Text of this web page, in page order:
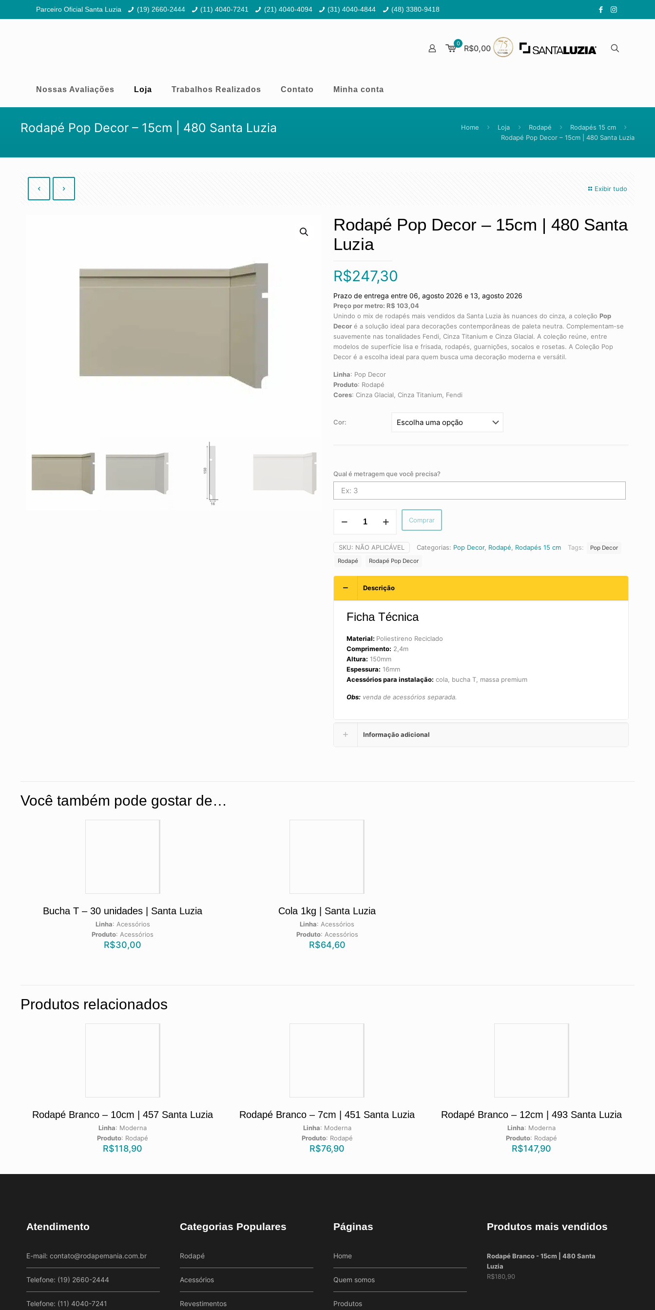
Parceiro Oficial Santa Luzia (19) 2660-2444 (11) 4040-7241 (21) 4040-4094 (31) 4040-4844 (48) 3380-9418
0 R$0,00
Nossas Avaliações Loja Trabalhos Realizados Contato Minha conta
Rodapé Pop Decor – 15cm | 480 Santa Luzia Home Loja Rodapé
Rodapés 15 cm
Rodapé Pop Decor – 15cm | 480 Santa Luzia
Exibir tudo
Rodapé Pop Decor – 15cm | 480 Santa
Luzia
R$247,30
Prazo de entrega entre 06, agosto 2026 e 13, agosto 2026
Preço por metro: R$ 103,04
Unindo o mix de rodapés mais vendidos da Santa Luzia às nuances do cinza, a coleção Pop
Decor é a solução ideal para decorações contemporâneas de paleta neutra. Complementam-se
suavemente nas tonalidades Fendi, Cinza Titanium e Cinza Glacial. A coleção reúne, entre
modelos de superfície lisa e frisada, rodapés, guarnições, socalos e rosetas. A Coleção Pop
Decor é a escolha ideal para quem busca uma decoração moderna e versátil.
Linha: Pop Decor
Produto: Rodapé
Cores: Cinza Glacial, Cinza Titanium, Fendi
Cor:
Qual é metragem que você precisa?
Pop
-
15cm
480
Comprar
SKU: NÃO APLICÁVEL Categorias: Pop Decor, Rodapé Rodapés 15 cm Tags:
Pop Decor
Rodapé
Rodapé Pop Decor
Descrição
Ficha Técnica
Material: Poliestireno Reciclado
Comprimento: 2,4m
Altura: 150mm
Espessura: 16mm
Acessórios para instalação: cola, bucha T, massa premium
Obs:venda de acessórios separada.
Informação adicional
Você também pode gostar de…
Bucha T – 30 unidades | Santa Luzia
Linha: Acessórios
Produto: Acessórios
R$30,00
Cola 1kg | Santa Luzia
Linha: Acessórios
Produto: Acessórios
R$64,60
Produtos relacionados
Rodapé Branco – 10cm | 457 Santa Luzia
Linha: Moderna
Produto: Rodapé
R$118,90
Rodapé Branco – 7cm | 451 Santa Luzia
Linha: Moderna
Produto: Rodapé
R$76,90
Rodapé Branco – 12cm | 493 Santa Luzia
Linha: Moderna
Produto: Rodapé
R$147,90
Atendimento
E-mail: contato@rodapemania.com.br
Telefone: (19) 2660-2444
Telefone: (11) 4040-7241
Categorias Populares
Rodapé
Acessórios
Revestimentos
Páginas
Home
Quem somos
Produtos
Produtos mais vendidos
Rodapé Branco - 15cm | 480 Santa
Luzia
R$180,90